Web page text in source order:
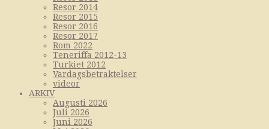
Resor 2014
Resor 2015
Resor 2016
Resor 2017
Rom 2022
Teneriffa 2012-13
Turkiet 2012
Vardagsbetraktelser
videor
ARKIV
Augusti 2026
Juli 2026
Juni 2026